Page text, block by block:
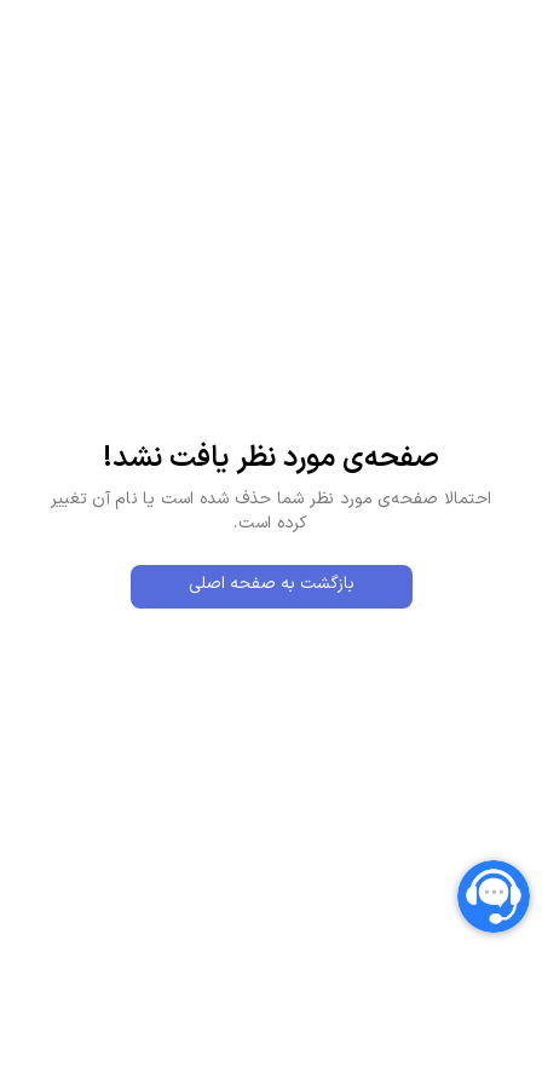
صفحه‌ی مورد نظر یافت نشد!
احتمالا صفحه‌ی مورد نظر شما حذف شده است یا نام آن تغییر
کرده است.
بازگشت به صفحه اصلی